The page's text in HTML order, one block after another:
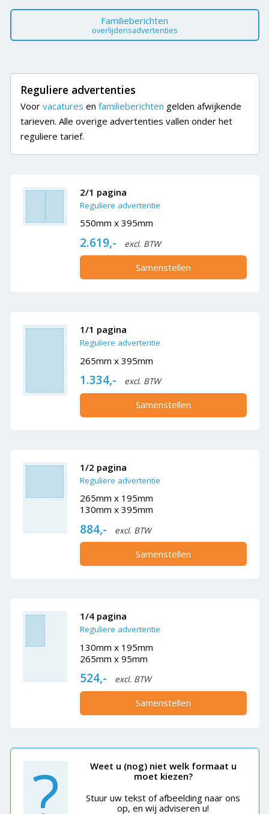
Familieberichten
overlijdensadvertenties
Reguliere advertenties
Voor vacatures en familieberichten gelden afwijkende
tarieven. Alle overige advertenties vallen onder het
reguliere tarief.
2/1 pagina
Reguliere advertentie
550mm x 395mm
2.619,- excl. BTW
Samenstellen
1/1 pagina
Reguliere advertentie
265mm x 395mm
1.334,- excl. BTW
Samenstellen
1/2 pagina
Reguliere advertentie
265mm x 195mm
130mm x 395mm
884,- excl. BTW
Samenstellen
1/4 pagina
Reguliere advertentie
130mm x 195mm
265mm x 95mm
524,- excl. BTW
Samenstellen
?
Weet u (nog) niet welk formaat u
moet kiezen?
Stuur uw tekst of afbeelding naar ons
op, en wij adviseren u!